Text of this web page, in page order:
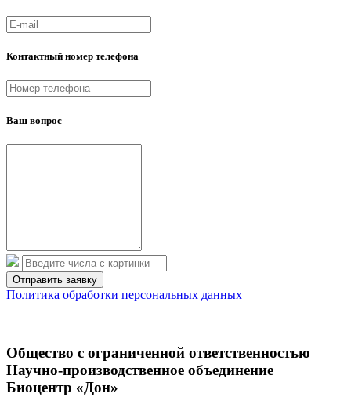
Контактный номер телефона
Ваш вопрос
Политика обработки персональных данных
Общество с ограниченной ответственностью
Научно-производственное объединение
Биоцентр «Дон»